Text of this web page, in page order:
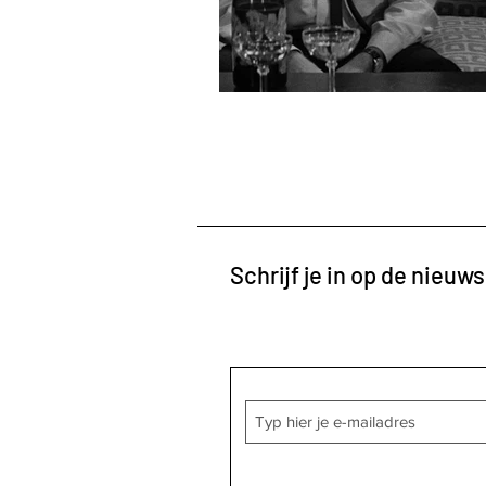
Schrijf je in op de